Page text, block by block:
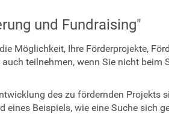
und Fundraising"
Möglichkeit, Ihre Förderprojekte,
teilnehmen, wenn Sie nicht
des zu fördernden Projekts
Beispiels, wie eine Suche sich